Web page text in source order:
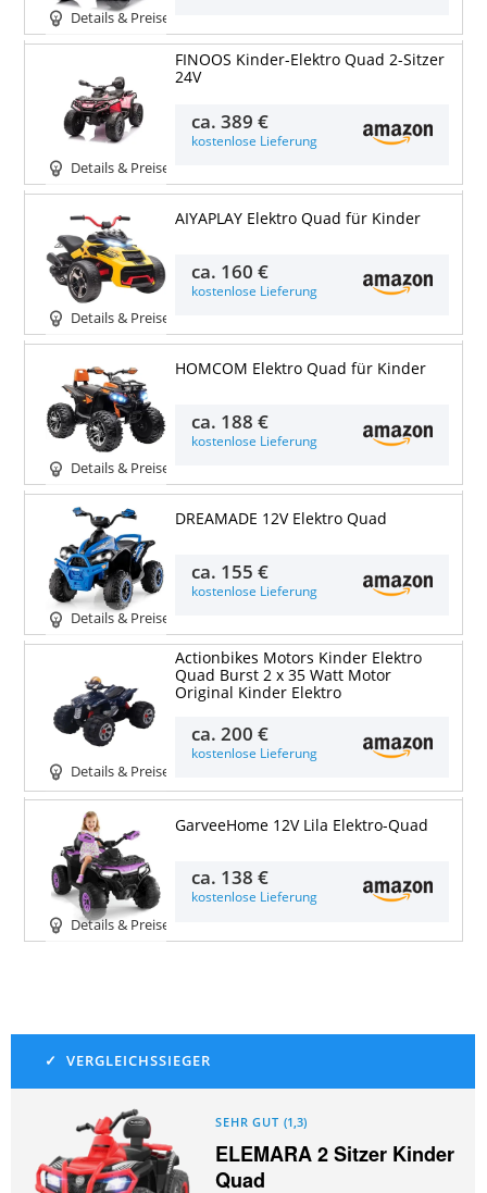
Details & Preise
Details & Preise
FINOOS Kinder-Elektro Quad 2-Sitzer
24V
ca.389 €
kostenlose Lieferung
Details & Preise
AIYAPLAY Elektro Quad für Kinder
ca. 160 €
kostenlose Lieferung
Details & Preise
HOMCOM Elektro Quad für Kinder
ca. 188 €
kostenlose Lieferung
Details & Preise
DREAMADE 12V Elektro Quad
ca. 155 €
kostenlose Lieferung
Details & Preise
Actionbikes Motors Kinder Elektro
Quad Burst 2 x 35 Watt Motor
Original Kinder Elektro
ca.200 €
kostenlose Lieferung
Details & Preise
GarveeHome 12V Lila Elektro-Quad
ca. 138 €
kostenlose Lieferung
SEHR GUT (1,3)
ELEMARA 2 Sitzer Kinder
Quad